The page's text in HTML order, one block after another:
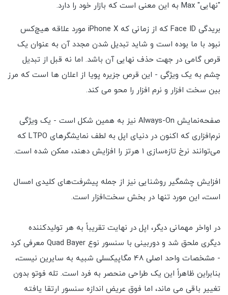
"نهایی" Max به این معنی است که بازار خود را دارد.
بریدگی Face ID که از زمانی که iPhone X مورد علاقه هیچ‌کس
نبود با ما بوده است و شاید تبدیل شدن مجدد آن به عنوان یک
قرص گامی در جهت حذف نهایی آن باشد. اما نه قبل از تبدیل
چشم به یک ویژگی - این قرص جزیره پویا از اعلان ها است که مرز
بین سخت افزار و نرم افزار را محو می کند.
صفحه‌نمایش Always-On نیز به همین شکل است - یک ویژگی
نرم‌افزاری که اکنون در دنیای اپل به لطف نمایشگرهای LTPO که
می‌توانند نرخ تازه‌سازی 1 هرتز را افزایش دهند، ممکن شده است.
افزایش چشمگیر روشنایی نیز از جمله پیشرفت‌های کلیدی امسال
است، این مورد تنها در بخش سخت‌افزار است.
در اواخر مهمانی دیگر، اپل در نهایت تقریباً به هر تولیدکننده
دیگری ملحق شد و دوربینی با سنسور نوع Quad Bayer معرفی کرد
- مشخصات واحد اصلی 48 مگاپیکسلی شبیه به سایرین نیست،
بنابراین ظاهراً این یک طراحی منحصر به فرد است. تله فوتو بدون
تغییر باقی می ماند، اما فوق عریض اندازه سنسور ارتقا یافته